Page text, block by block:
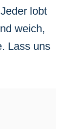
lobt
weich,
Lass uns